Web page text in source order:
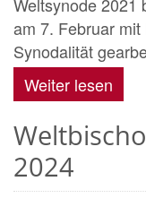
Weltsynode 2021
am 7. Februar
Synodalität
Weiter lesen
2024